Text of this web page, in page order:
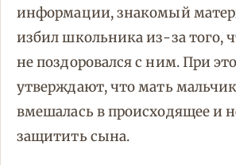
информации, знакомый
избил школьника из-за того,
не поздоровался с ним. При
утверждают, что мать
вмешалась в происходящее и
защитить сына.